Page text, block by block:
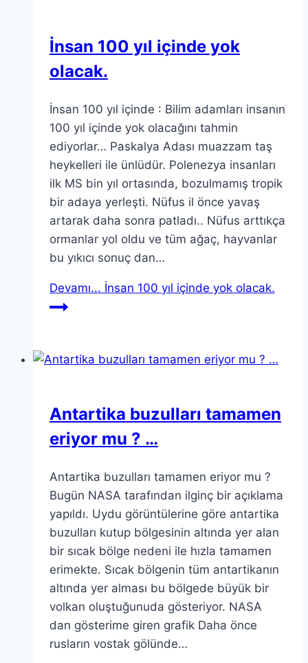
İnsan 100 yıl içinde yok
olacak.
İnsan 100 yıl içinde : Bilim adamları insanın
100 yıl içinde yok olacağını tahmin
ediyorlar… Paskalya Adası muazzam taş
heykelleri ile ünlüdür. Polenezya insanları
ilk MS bin yıl ortasında, bozulmamış tropik
bir adaya yerleşti. Nüfus il önce yavaş
artarak daha sonra patladı.. Nüfus arttıkça
ormanlar yol oldu ve tüm ağaç, hayvanlar
bu yıkıcı sonuç dan…
Devamı... İnsan 100 yıl içinde yok olacak.
Antartika buzulları tamamen
eriyor mu ? …
Antartika buzulları tamamen eriyor mu ?
Bugün NASA tarafından ilginç bir açıklama
yapıldı. Uydu görüntülerine göre antartika
buzulları kutup bölgesinin altında yer alan
bir sıcak bölge nedeni ile hızla tamamen
erimekte. Sıcak bölgenin tüm antartikanın
altında yer alması bu bölgede büyük bir
volkan oluştuğunuda gösteriyor. NASA
dan gösterime giren grafik Daha önce
rusların vostak gölünde…